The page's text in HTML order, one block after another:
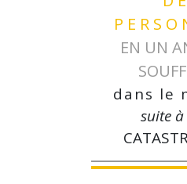
EN UN
dans le
suite